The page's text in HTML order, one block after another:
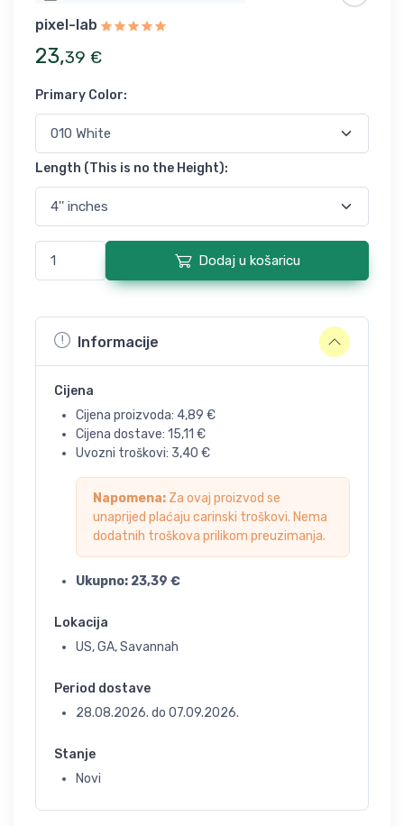
pixel-lab
23,39 €
Primary Color:
Length (This is no the Height):
Dodaj u košaricu
Informacije
Cijena
Cijena proizvoda: 4,89 €
Cijena dostave: 15,11 €
Uvozni troškovi: 3,40 €
Napomena: Za ovaj proizvod se
unaprijed plaćaju carinski troškovi. Nema
dodatnih troškova prilikom preuzimanja.
Ukupno: 23,39 €
Lokacija
US, GA, Savannah
Period dostave
28.08.2026. do 07.09.2026.
Stanje
Novi